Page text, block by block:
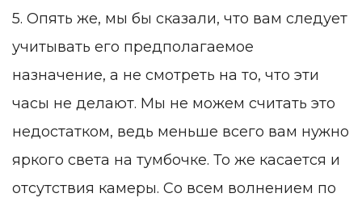
5. Опять же, мы бы сказали, что вам следует
учитывать его предполагаемое
назначение, а не смотреть на то, что эти
часы не делают. Мы не можем считать это
недостатком, ведь меньше всего вам нужно
яркого света на тумбочке. То же касается и
отсутствия камеры. Со всем волнением по